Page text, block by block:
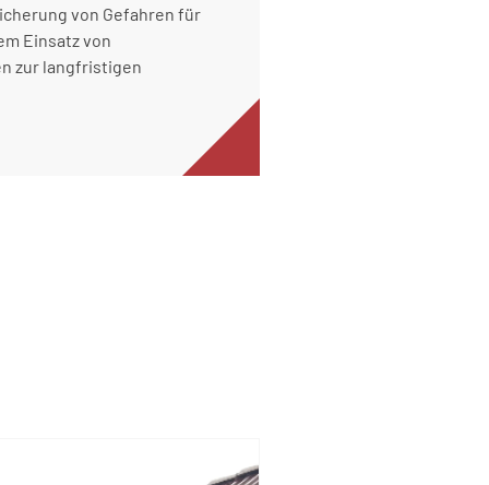
von Gefahren für
Einsatz von
zur langfristigen